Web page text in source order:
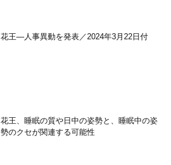
花王―人事異動を発表／2024年3月22日付
花王、睡眠の質や日中の姿勢と、睡眠中の姿
勢のクセが関連する可能性